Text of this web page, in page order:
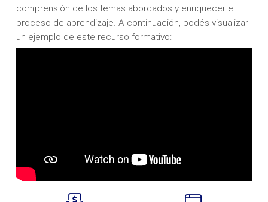
comprensión de los temas abordados y enriquecer el
proceso de aprendizaje. A continuación, podés visualizar
un ejemplo de este recurso formativo: